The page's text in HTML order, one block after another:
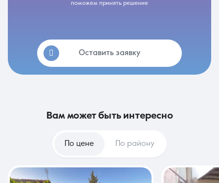
поможем принять решение
Оставить заявку
вам может быть интересно
По цене По району